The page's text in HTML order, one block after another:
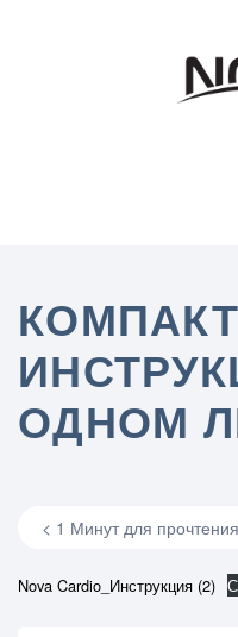
ОДНОМ
< 1 Минут для прочтения
Nova Cardio_Инструкция (2)